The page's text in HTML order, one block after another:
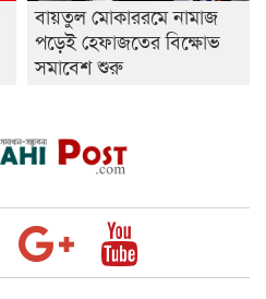
বায়তুল মোকাররমে নামাজ
পড়েই হেফাজতের বিক্ষোভ
সমাবেশ শুরু